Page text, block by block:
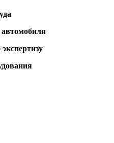
автомобиля